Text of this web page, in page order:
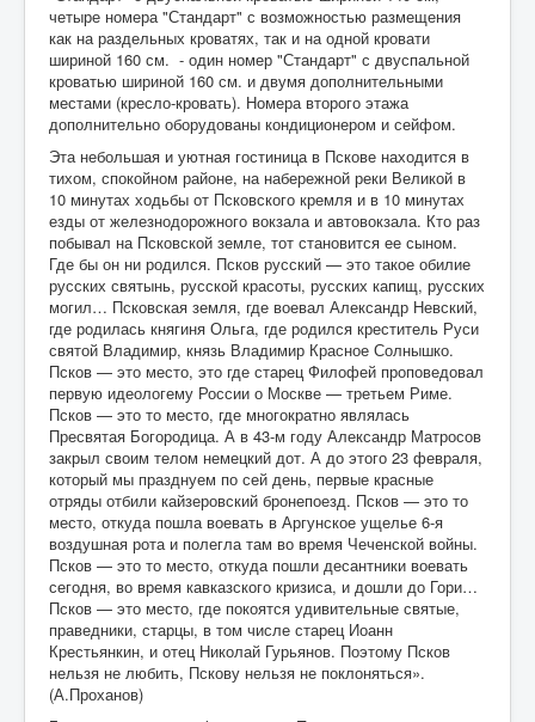
четыре номера "Стандарт" с возможностью размещения
как на раздельных кроватях, так и на одной кровати
шириной 160 см. - один номер "Стандарт" с двуспальной
кроватью шириной 160 см. и двумя дополнительными
местами (кресло-кровать). Номера второго этажа
дополнительно оборудованы кондиционером и сейфом.
Эта небольшая и уютная гостиница в Пскове находится в
тихом, спокойном районе, на набережной реки Великой в
10 минутах ходьбы от Псковского кремля и в 10 минутах
езды от железнодорожного вокзала и автовокзала. Кто раз
побывал на Псковской земле, тот становится ее сыном.
Где бы он ни родился. Псков русский — это такое обилие
русских святынь, русской красоты, русских капищ, русских
могил… Псковская земля, где воевал Александр Невский,
где родилась княгиня Ольга, где родился креститель Руси
святой Владимир, князь Владимир Красное Солнышко.
Псков — это место, это где старец Филофей проповедовал
первую идеологему России о Москве — третьем Риме.
Псков — это то место, где многократно являлась
Пресвятая Богородица. А в 43-м году Александр Матросов
закрыл своим телом немецкий дот. А до этого 23 февраля,
который мы празднуем по сей день, первые красные
отряды отбили кайзеровский бронепоезд. Псков — это то
место, откуда пошла воевать в Аргунское ущелье 6-я
воздушная рота и полегла там во время Чеченской войны.
Псков — это то место, откуда пошли десантники воевать
сегодня, во время кавказского кризиса, и дошли до Гори…
Псков — это место, где покоятся удивительные святые,
праведники, старцы, в том числе старец Иоанн
Крестьянкин, и отец Николай Гурьянов. Поэтому Псков
нельзя не любить, Пскову нельзя не поклоняться».
(А.Проханов)